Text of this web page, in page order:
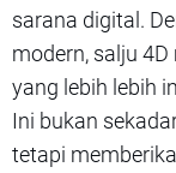
sarana digital.
modern, salju
yang lebih lebih
Ini bukan
tetapi